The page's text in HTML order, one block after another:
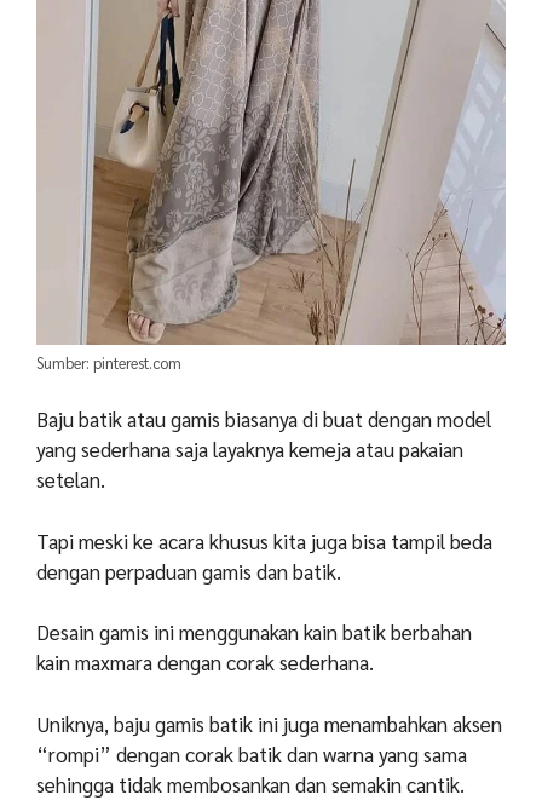
Sumber: pinterest.com
Baju batik atau gamis biasanya di buat dengan model
yang sederhana saja layaknya kemeja atau pakaian
setelan.
Tapi meski ke acara khusus kita juga bisa tampil beda
dengan perpaduan gamis dan batik.
Desain gamis ini menggunakan kain batik berbahan
kain maxmara dengan corak sederhana.
Uniknya, baju gamis batik ini juga menambahkan aksen
“rompi” dengan corak batik dan warna yang sama
sehingga tidak membosankan dan semakin cantik.